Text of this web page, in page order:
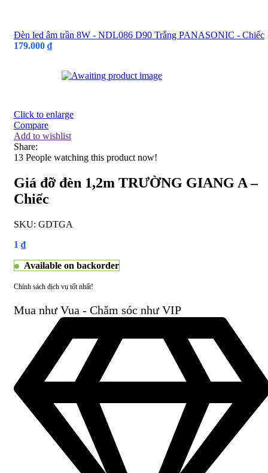
Đèn led âm trần 8W - NDL086 D90 Trắng PANASONIC - Chiếc
179.000 ₫
Click to enlarge
Compare
Add to wishlist
Share:
13 People watching this product now!
Giá đỡ đèn 1,2m TRƯỜNG GIANG A –
Chiếc
SKU: GDTGA
1 ₫
Available on backorder
Chính sách dịch vụ tốt nhất!
Mua như Vua - Chăm sóc như VIP